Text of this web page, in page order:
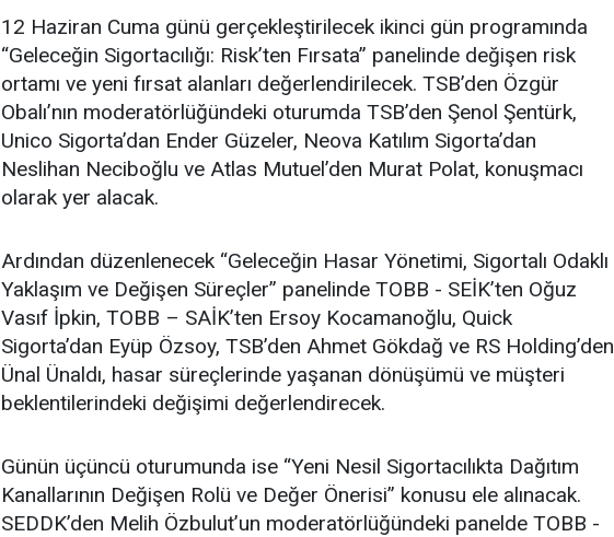
12 Haziran Cuma günü gerçekleştirilecek ikinci gün programında
“Geleceğin Sigortacılığı: Risk’ten Fırsata” panelinde değişen risk
ortamı ve yeni fırsat alanları değerlendirilecek. TSB’den Özgür
Obalı’nın moderatörlüğündeki oturumda TSB’den Şenol Şentürk,
Unico Sigorta’dan Ender Güzeler, Neova Katılım Sigorta’dan
Neslihan Neciboğlu ve Atlas Mutuel’den Murat Polat, konuşmacı
olarak yer alacak.
Ardından düzenlenecek “Geleceğin Hasar Yönetimi, Sigortalı Odaklı
Yaklaşım ve Değişen Süreçler” panelinde TOBB - SEİK’ten Oğuz
Vasıf İpkin, TOBB – SAİK’ten Ersoy Kocamanoğlu, Quick
Sigorta’dan Eyüp Özsoy, TSB’den Ahmet Gökdağ ve RS Holding’den
Ünal Ünaldı, hasar süreçlerinde yaşanan dönüşümü ve müşteri
beklentilerindeki değişimi değerlendirecek.
Günün üçüncü oturumunda ise “Yeni Nesil Sigortacılıkta Dağıtım
Kanallarının Değişen Rolü ve Değer Önerisi” konusu ele alınacak.
SEDDK’den Melih Özbulut’un moderatörlüğündeki panelde TOBB -